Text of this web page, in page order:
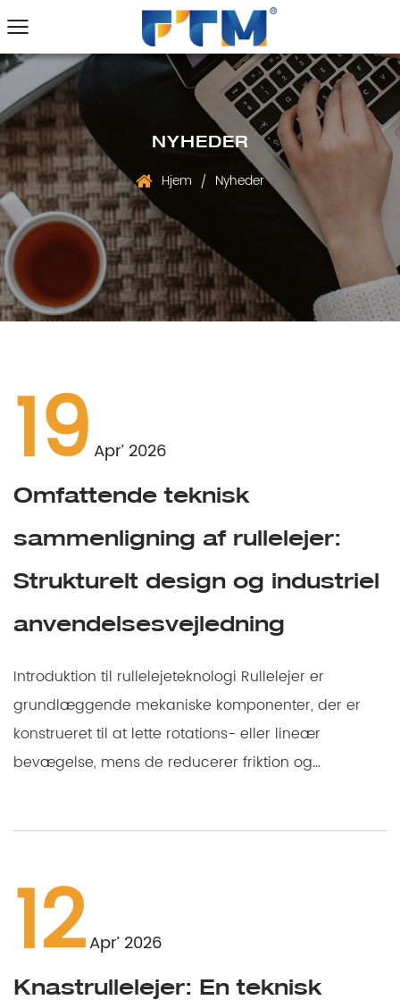
NYHEDER
Hjem / Nyheder
19 Apr’ 2026
Omfattende teknisk
sammenligning af rullelejer:
Strukturelt design og industriel
anvendelsesvejledning
Introduktion til rullelejeteknologi Rullelejer er
grundlæggende mekaniske komponenter, der er
konstrueret til at lette rotations- eller lineær
bevægelse, mens de reducerer friktion og
12Apr’ 2026
Knastrullelejer: En teknisk